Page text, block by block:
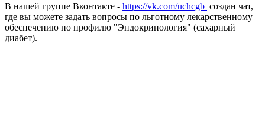
В нашей группе Вконтакте - https://vk.com/uchcgb создан чат,
где вы можете задать вопросы по льготному лекарственному
обеспечению по профилю "Эндокринология" (сахарный
диабет).